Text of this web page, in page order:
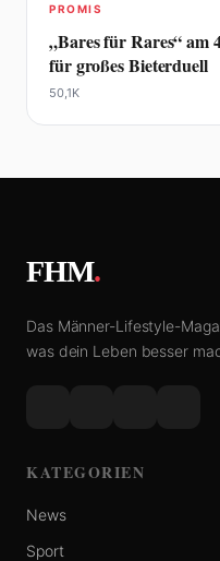
PROMIS
„Bares für Rares“ am
für großes Bieterduell
50,1K
FHM.
Das Männer-Lifestyle-
was dein Leben besser
KATEGORIEN
News
Sport